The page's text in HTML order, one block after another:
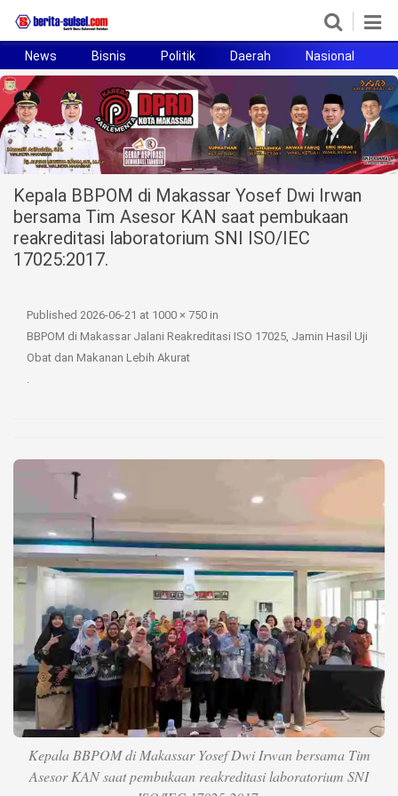
Home
News
Politik
Pendidikan
Bisnis
Hukum
Sport
Video
More
Disclaimer
News Bisnis Politik Daerah Nasional
Kepala BBPOM di Makassar Yosef Dwi Irwan
bersama Tim Asesor KAN saat pembukaan
reakreditasi laboratorium SNI ISO/IEC
17025:2017.
Published 2026-06-21 at 1000 × 750 in
BBPOM di Makassar Jalani Reakreditasi ISO 17025, Jamin Hasil Uji
Obat dan Makanan Lebih Akurat
Kepala BBPOM di Makassar Yosef Dwi Irwan bersama Tim
Asesor KAN saat pembukaan reakreditasi laboratorium SNI